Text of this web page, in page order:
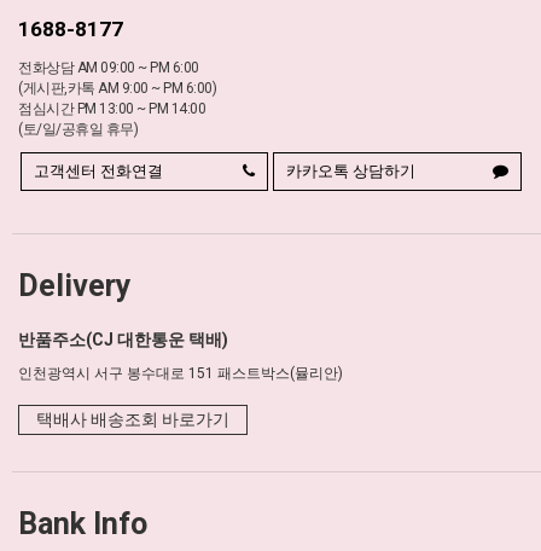
1688-8177
전화상담 AM 09:00 ~ PM 6:00
(게시판,카톡 AM 9:00 ~ PM 6:00)
점심시간 PM 13:00 ~ PM 14:00
(토/일/공휴일 휴무)
고객센터 전화연결 카카오톡 상담하기
Delivery
반품주소(CJ 대한통운 택배)
인천광역시 서구 봉수대로 151 패스트박스(뮬리안)
택배사 배송조회 바로가기
Bank Info